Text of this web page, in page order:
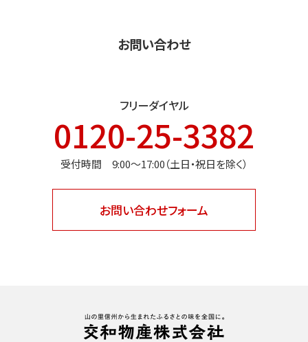
お問い合わせ
フリーダイヤル
0120-25-3382
受付時間 9:00〜17:00（土日・祝日を除く）
お問い合わせフォーム